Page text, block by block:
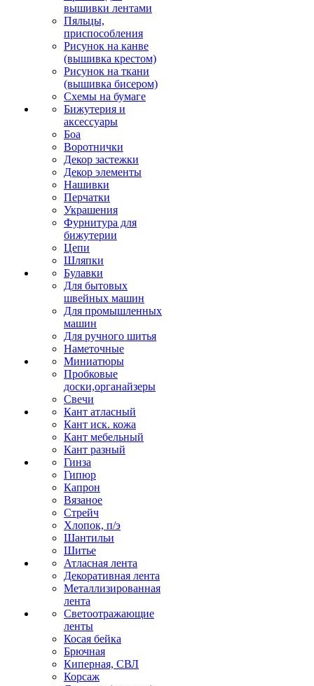
вышивки лентами
Пяльцы,
приспособления
Рисунок на канве
(вышивка крестом)
Рисунок на ткани
(вышивка бисером)
Схемы на бумаге
Бижутерия и
аксессуары
Боа
Воротнички
Декор застежки
Декор элементы
Нашивки
Перчатки
Украшения
Фурнитура для
бижутерии
Цепи
Шляпки
Булавки
Для бытовых
швейных машин
Для промышленных
машин
Для ручного шитья
Наметочные
Миниатюры
Пробковые
доски,органайзеры
Свечи
Кант атласный
Кант иск. кожа
Кант мебельный
Кант разный
Гинза
Гипюр
Капрон
Вязаное
Стрейч
Хлопок, п/э
Шантильи
Шитье
Атласная лента
Декоративная лента
Металлизированная
лента
Светоотражающие
ленты
Косая бейка
Брючная
Киперная, СВЛ
Корсаж